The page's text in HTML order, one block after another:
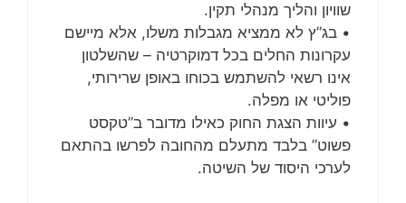
שוויון והליך מנהלי תקין.
• בג”ץ לא ממציא מגבלות משלו, אלא מיישם
עקרונות החלים בכל דמוקרטיה – שהשלטון
אינו רשאי להשתמש בכוחו באופן שרירותי,
פוליטי או מפלה.
• עיוות הצגת החוק כאילו מדובר ב”טקסט
פשוט” בלבד מתעלם מהחובה לפרשו בהתאם
לערכי היסוד של השיטה.